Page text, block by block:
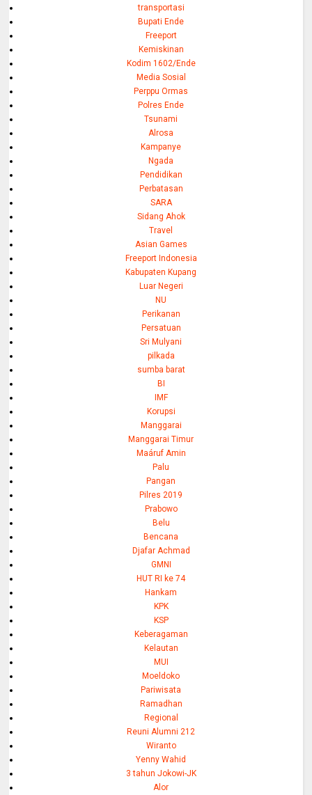
transportasi
Bupati Ende
Freeport
Kemiskinan
Kodim 1602/Ende
Media Sosial
Perppu Ormas
Polres Ende
Tsunami
Alrosa
Kampanye
Ngada
Pendidikan
Perbatasan
SARA
Sidang Ahok
Travel
Asian Games
Freeport Indonesia
Kabupaten Kupang
Luar Negeri
NU
Perikanan
Persatuan
Sri Mulyani
pilkada
sumba barat
BI
IMF
Korupsi
Manggarai
Manggarai Timur
Maáruf Amin
Palu
Pangan
Pilres 2019
Prabowo
Belu
Bencana
Djafar Achmad
GMNI
HUT RI ke 74
Hankam
KPK
KSP
Keberagaman
Kelautan
MUI
Moeldoko
Pariwisata
Ramadhan
Regional
Reuni Alumni 212
Wiranto
Yenny Wahid
3 tahun Jokowi-JK
Alor